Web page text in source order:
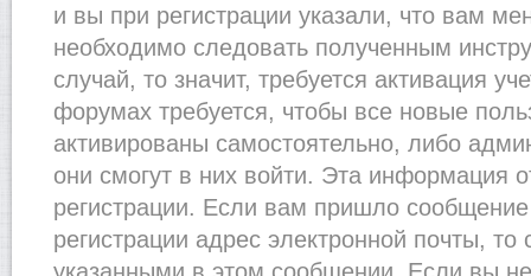
и вы при регистрации указали, что вам
необходимо следовать полученным
случай, то значит, требуется активация
форумах требуется, чтобы все новые
активированы самостоятельно, либо
они смогут в них войти. Эта информация
регистрации. Если вам пришло
регистрации адрес электронной почты, то